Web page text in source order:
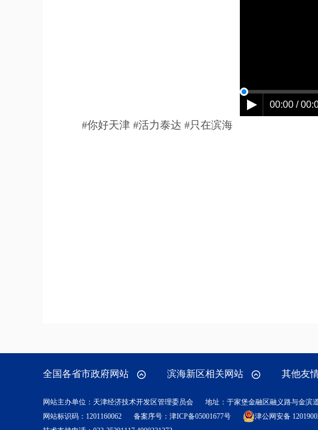
00:00 /
#你好天津 #活力泰达 #只在滨海
全国各省市政府网站 滨海新区相关网站 其他友
网站主办单位：天津经济技术开发区管理委员会 地址：于家堡金融区融义路与金滨
网站标识码：1201160062
备案序号： 津ICP备05001677号
津公网安备